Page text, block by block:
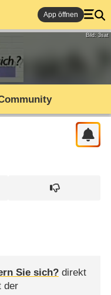
App öffnen
Bild: 3sat
Sie sich?direkt
der